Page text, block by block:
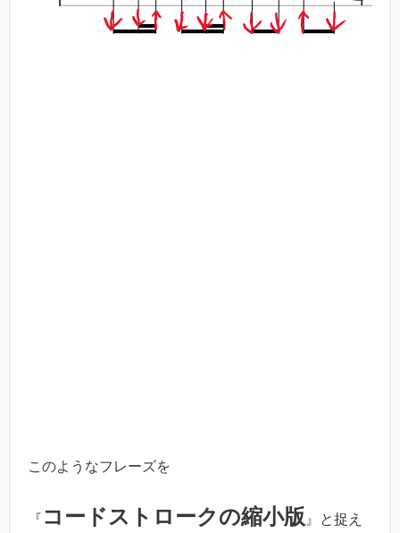
このようなフレーズを
『 コードストロークの縮小版』と捉え